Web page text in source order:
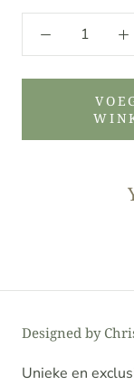
Designed by
Unieke en